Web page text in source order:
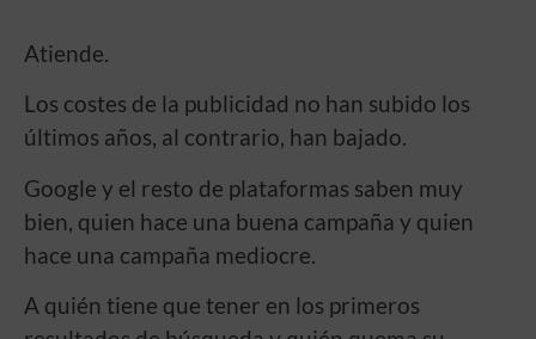
Atiende.
Los costes de la publicidad no han subido los
últimos años, al contrario, han bajado.
Google y el resto de plataformas saben muy
bien, quien hace una buena campaña y quien
hace una campaña mediocre.
A quién tiene que tener en los primeros